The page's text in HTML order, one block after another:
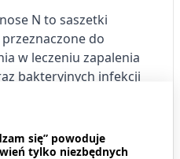
N to saszetki
do
w leczeniu zapalenia
bakteryjnych infekcji
się” powoduje
tylko niezbędnych